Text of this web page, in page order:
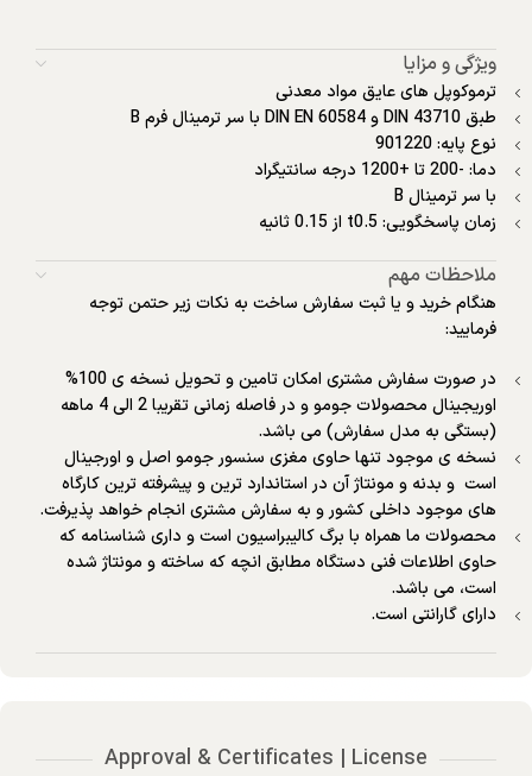
ویژگی و مزایا
ترموکوپل های عایق مواد معدنی
طبق DIN 43710 و DIN EN 60584 با سر ترمینال فرم B
نوع پایه: 901220
دما: -200 تا +1200 درجه سانتیگراد
با سر ترمینال B
زمان پاسخگویی: t0.5 از 0.15 ثانیه
ملاحظات مهم
هنگام خرید و یا ثبت سفارش ساخت به نکات زیر حتمن توجه
فرمایید:
در صورت سفارش مشتری امکان تامین و تحویل نسخه ی 100%
اوریجینال محصولات جومو و در فاصله زمانی تقریبا 2 الی 4 ماهه
(بستگی به مدل سفارش) می باشد.
نسخه ی موجود تنها حاوی مغزی سنسور جومو اصل و اورجینال
است و بدنه و مونتاژ آن در استاندارد ترین و پیشرفته ترین کارگاه
های موجود داخلی کشور و به سفارش مشتری انجام خواهد پذیرفت.
محصولات ما همراه با برگ کالیبراسیون است و داری شناسنامه که
حاوی اطلاعات فنی دستگاه مطابق انچه که ساخته و مونتاژ شده
است، می باشد.
دارای گارانتی است.
Approval & Certificates | License